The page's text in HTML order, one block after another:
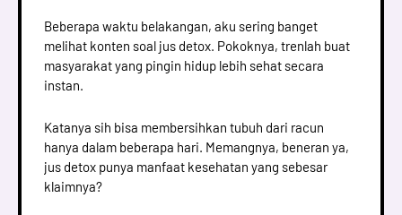
Beberapa waktu belakangan, aku sering banget
melihat konten soal jus detox. Pokoknya, trenlah buat
masyarakat yang pingin hidup lebih sehat secara
instan.
Katanya sih bisa membersihkan tubuh dari racun
hanya dalam beberapa hari. Memangnya, beneran ya,
jus detox punya manfaat kesehatan yang sebesar
klaimnya?